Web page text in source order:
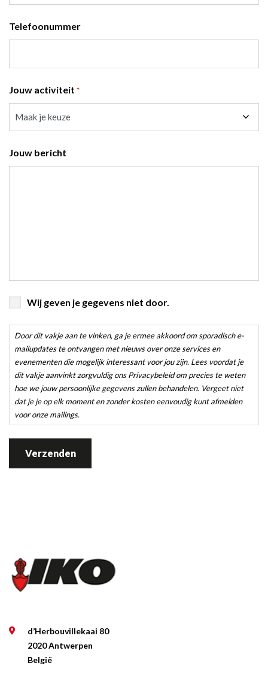
Telefoonummer
Jouw activiteit *
Jouw bericht
Door
dit
vakje
aan
te
vinken,
ga
je
met
nieuws
services
evenementen
Wij geven je gegevens niet door.
Door dit vakje aan te vinken, ga je ermee akkoord om sporadisch e-
mailupdates te ontvangen met nieuws over onze services en
evenementen die mogelijk interessant voor jou zijn. Lees voordat je
dit vakje aanvinkt zorgvuldig ons Privacybeleid om precies te weten
hoe we jouw persoonlijke gegevens zullen behandelen. Vergeet niet
dat je je op elk moment en zonder kosten eenvoudig kunt afmelden
voor onze mailings.
d’Herbouvillekaai 80
2020 Antwerpen
België